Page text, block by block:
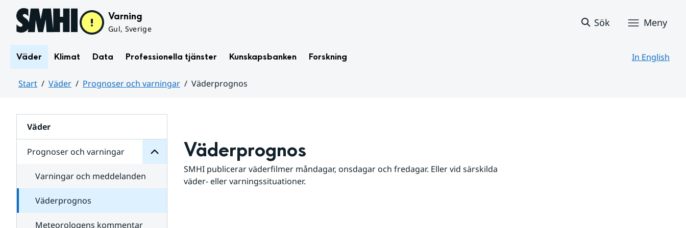
Hoppa till sidans innehåll Varning
Gul, Sverige
Sök Meny
Väder Klimat Data Professionella tjänster Kunskapsbanken Forskning In English
Start Väder Prognoser och varningar
Väderprognos
Väder
Prognoser och varningar
för
varningar
Varningar och meddelanden
Väderprognos
Meteorologens kommentar
Väderprognos
SMHI publicerar väderfilmer måndagar, onsdagar och fredagar. Eller vid särskilda
väder- eller varningssituationer.